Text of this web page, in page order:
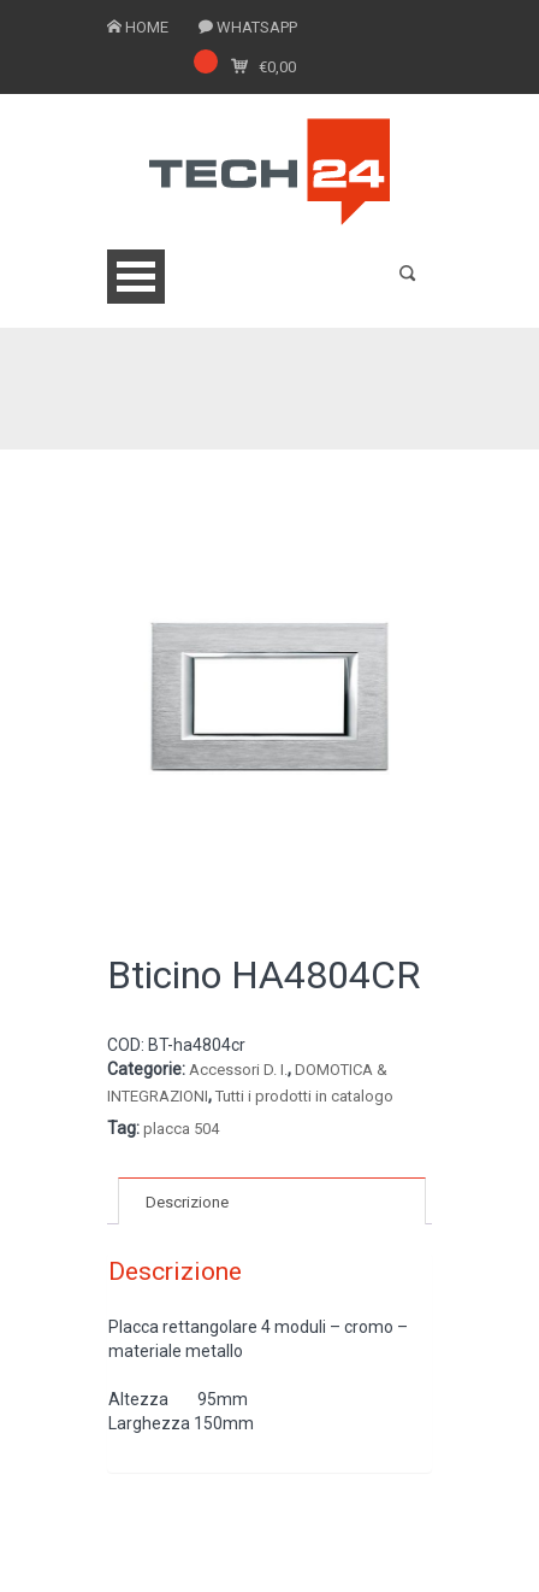
HOME WHATSAPP
€0,00
CATALOGO ONLINE
Bticino HA4804CR
COD: BT-ha4804cr
Categorie: Accessori D. I., DOMOTICA &
INTEGRAZIONI, Tutti i prodotti in catalogo
Tag: placca 504
Descrizione
Descrizione
Placca rettangolare 4 moduli – cromo –
materiale metallo
Altezza 95mm
Larghezza 150mm